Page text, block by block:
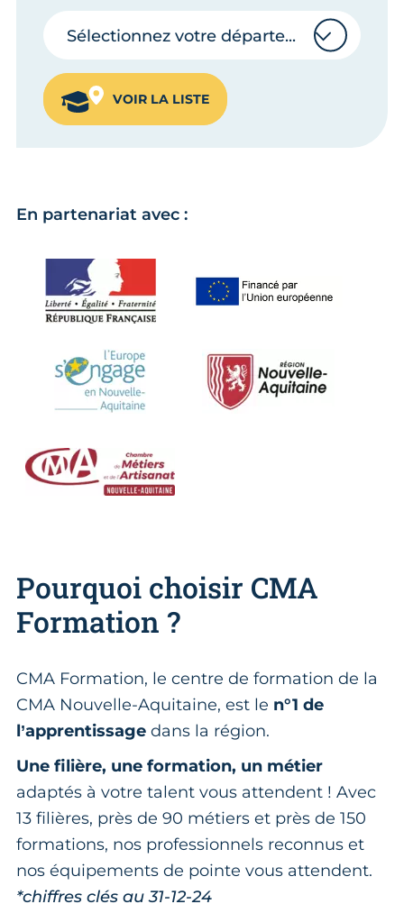
Sélectionnez votre département
Sélectionnez votre département
VOIR LA LISTE
En partenariat avec :
Pourquoi choisir CMA
Formation ?
CMA Formation, le centre de formation de la
CMA Nouvelle-Aquitaine, est le n°1 de
l’apprentissage dans la région.
Une filière, une formation, un métier
adaptés à votre talent vous attendent ! Avec
13 filières, près de 90 métiers et près de 150
formations, nos professionnels reconnus et
nos équipements de pointe vous attendent.
*chiffres clés au 31-12-24